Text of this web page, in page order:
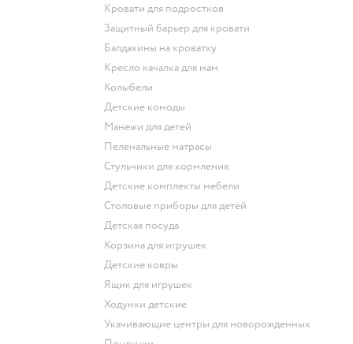
Кровати для подростков
Защитный барьер для кровати
Балдахины на кроватку
Кресло качалка для мам
Колыбели
Детские комоды
Манежи для детей
Пеленальные матрасы
Стульчики для кормления
Детские комплекты мебели
Столовые приборы для детей
Детская посуда
Корзина для игрушек
Детские ковры
Ящик для игрушек
Ходунки детские
Укачивающие центры для новорожденных